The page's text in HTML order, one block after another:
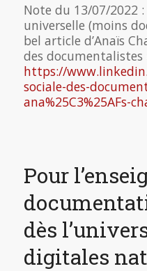
Note du 13/07/2022
universelle (moins
bel article d’Anaïs
des documentalistes
https://
sociale-des-
ana%25C3%25AFs-
Pour
dès
digitales